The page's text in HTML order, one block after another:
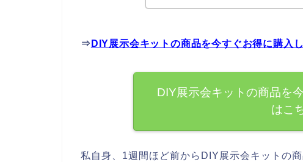
⇒ DIY展示会キットの商品を今すぐお得に購入
DIY展示会キットの商品を
はこ
私自身、1週間ほど前からDIY展示会キットの